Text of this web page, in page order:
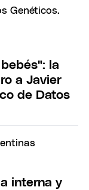
la
a Javier
de Datos
interna y